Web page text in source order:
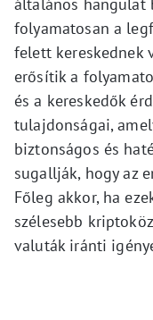
folyamatosan a
felett kereskednek
erősítik a
és a kereskedők
tulajdonságai,
biztonságos és
sugallják, hogy az
Főleg akkor, ha
szélesebb
valuták iránti